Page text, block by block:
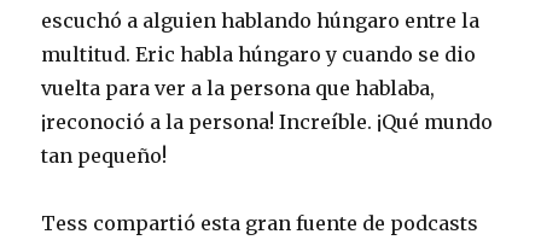
escuchó a alguien hablando húngaro entre la
multitud. Eric habla húngaro y cuando se dio
vuelta para ver a la persona que hablaba,
¡reconoció a la persona! Increíble. ¡Qué mundo
tan pequeño!
Tess compartió esta gran fuente de podcasts